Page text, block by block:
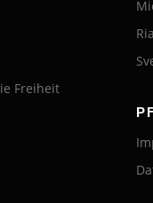
Freiheit